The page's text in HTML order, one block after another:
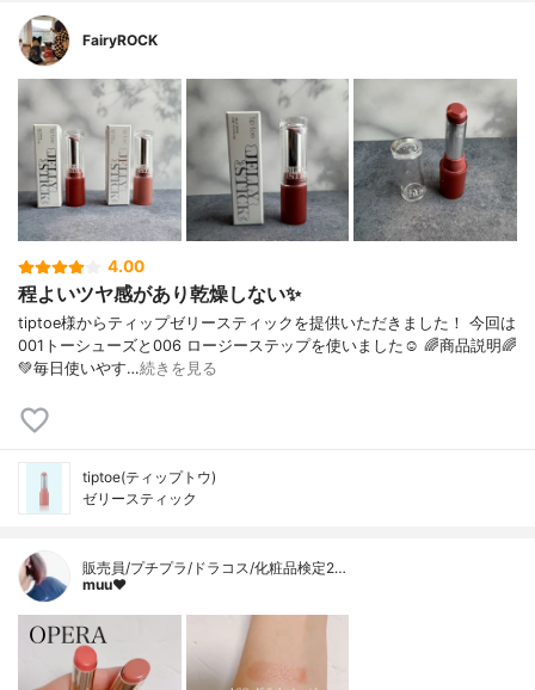
FairyROCK
4.00
程よいツヤ感があり乾燥しない✨
tiptoe様からティップゼリースティックを提供いただきました！ 今回は
001トーシューズと006 ロージーステップを使いました☺︎ 🌈商品説明🌈
💚毎日使いやす…続きを見る
tiptoe(ティップトウ)
ゼリースティック
販売員/プチプラ/ドラコス/化粧品検定2…
muu❤︎